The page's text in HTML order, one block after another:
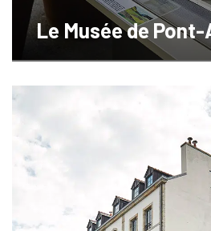
Le Musée de Pont-